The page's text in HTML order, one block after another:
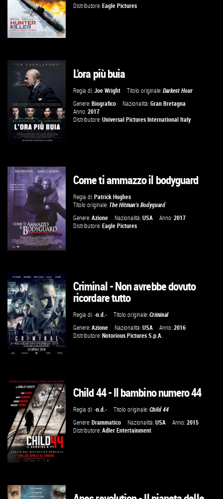
GUARDA IL TRAILER
VAI ALLA SCHEDA
Distributore:Eagle Pictures
GUARDA IL TRAILER
VAI ALLA SCHEDA
L'ora più buia
Regia di:Joe Wright Titolo originale:Darkest Hour
Genere:Biografico Nazionalità:Gran Bretagna
Anno:2017
Distributore:Universal Pictures International Italy
GUARDA IL TRAILER
VAI ALLA SCHEDA
Come ti ammazzo il bodyguard
Regia di:Patrick Hughes
Titolo originale: The Hitman's Bodyguard
Genere:Azione Nazionalità:USA Anno:2017
Distributore:Eagle Pictures
GUARDA IL TRAILER
VAI ALLA SCHEDA
Criminal - Non avrebbe dovuto
ricordare tutto
Regia di:-n.d.- Titolo originale:Criminal
Genere:Azione Nazionalità:USA Anno:2016
Distributore:Notorious Pictures S.p.A.
GUARDA IL TRAILER
Child 44 - Il bambino numero 44
Regia di:-n.d.- Titolo originale:Child 44
Genere:Drammatico Nazionalità:USA Anno:2015
Distributore:Adler Entertainment